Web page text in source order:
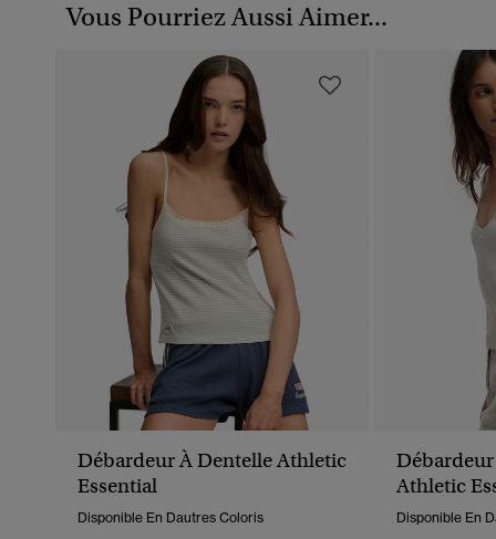
Vous Pourriez Aussi Aimer...
Débardeur À Dentelle Athletic
Essential
Disponible En Dautres Coloris
Athletic
Disponible En